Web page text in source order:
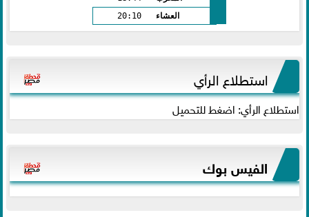
العشاء
20:10
استطلاع الرأي
استطلاع الرأي: اضغط للتحميل
الفيس بوك